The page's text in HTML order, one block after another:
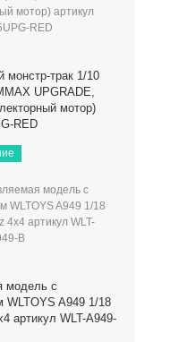
монстр-трак 1/10
UPGRADE,
мотор)
RED
модель с
WLTOYS A949 1/18
артикул WLT-A949-